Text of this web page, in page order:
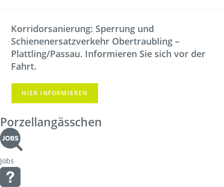
Verbindungen
Tickets
Freizeit
Service
Unternehmen
Korridorsanierung: Sperrung und
Schienenersatzverkehr Obertraubling –
Plattling/Passau. Informieren Sie sich vor der
Fahrt.
HIER INFORMIEREN
Porzellangässchen
Jobs